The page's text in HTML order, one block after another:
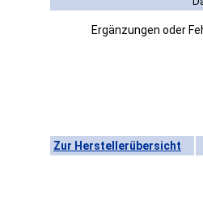
Ergänzungen oder
Zur Herstellerübersicht